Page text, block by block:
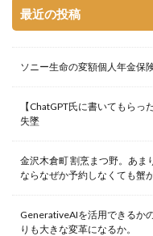
最近の投稿
ソニー生命の変額個人年金保
【ChatGPT氏に書いてもら
失墜
金沢木倉町 割烹まつ野。あま
ならなぜか予約しなくても蟹
GenerativeAIを活用できるか
りも大きな変革になるか。